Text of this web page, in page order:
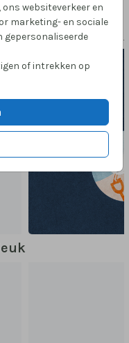
websiteverkeer en
marketing- en sociale
gepersonaliseerde
of intrekken op